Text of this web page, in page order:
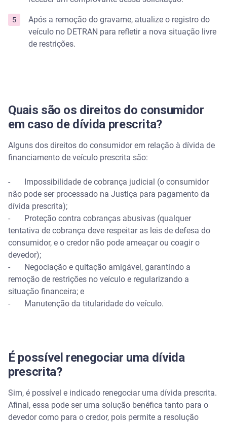
Após a remoção do gravame, atualize o registro do
veículo no DETRAN para refletir a nova situação livre
de restrições.
Quais são os direitos do consumidor
em caso de dívida prescrita?
Alguns dos direitos do consumidor em relação à dívida de
financiamento de veículo prescrita são:
- Impossibilidade de cobrança judicial (o consumidor
não pode ser processado na Justiça para pagamento da
dívida prescrita);
- Proteção contra cobranças abusivas (qualquer
tentativa de cobrança deve respeitar as leis de defesa do
consumidor, e o credor não pode ameaçar ou coagir o
devedor);
- Negociação e quitação amigável, garantindo a
remoção de restrições no veículo e regularizando a
situação financeira; e
- Manutenção da titularidade do veículo.
É possível renegociar uma dívida
prescrita?
Sim, é possível e indicado renegociar uma dívida prescrita.
Afinal, essa pode ser uma solução benéfica tanto para o
devedor como para o credor, pois permite a resolução